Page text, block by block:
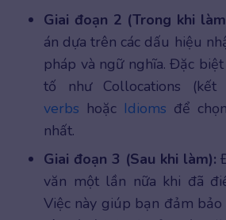
Giai đoạn 2 (Trong khi
án dựa trên các dấu hiệu
pháp và ngữ nghĩa. Đặc
tố như Collocations
verbs hoặc Idioms để
nhất.
Giai đoạn 3 (Sau khi làm):
văn một lần nữa khi đã
Việc này giúp bạn đảm bảo